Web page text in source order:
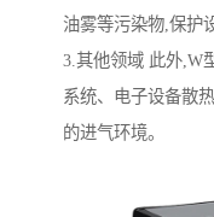
油雾等污染物,保护
3.其他领域 此外,W
系统、电子设备散
的进气环境。